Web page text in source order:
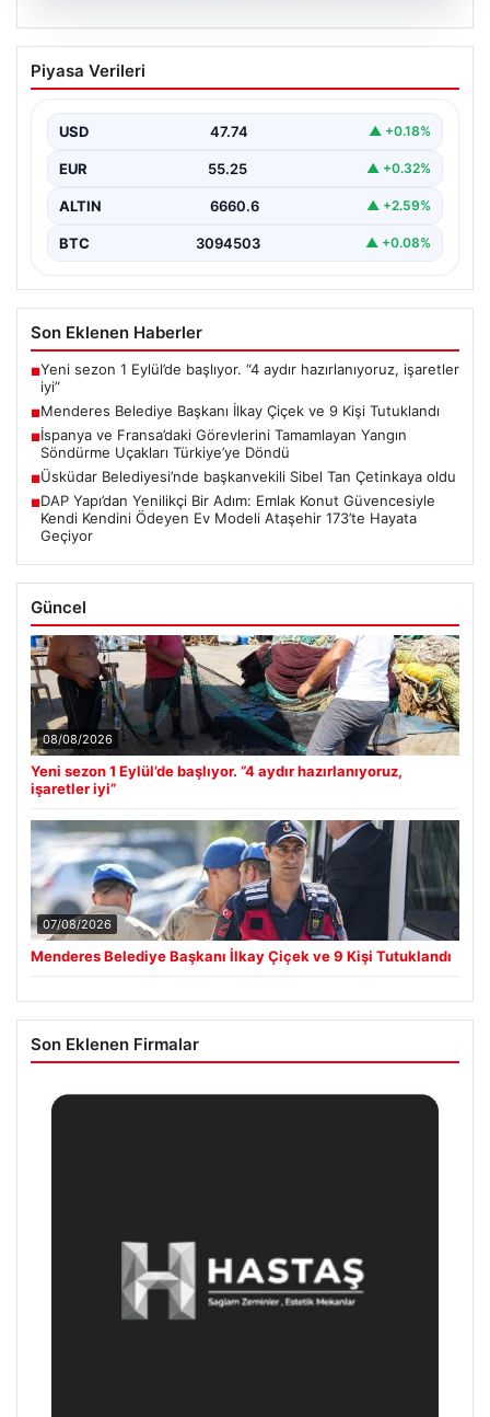
Menderes Belediye Başkanı İlkay Çiçek
ve 9 Kişi Tutuklandı
Çiçek’in de aralarında bulunduğu isimlere yönelik
yürütülen kapsamlı…
Piyasa Verileri
USD 47.74 ▲ +0.18%
EUR 55.25 ▲ +0.32%
ALTIN 6660.6 ▲ +2.59%
BTC 3094503 ▲ +0.08%
Son Eklenen Haberler
■Yeni sezon 1 Eylül’de başlıyor. “4 aydır hazırlanıyoruz, işaretler
iyi”
■Menderes Belediye Başkanı İlkay Çiçek ve 9 Kişi Tutuklandı
■İspanya ve Fransa’daki Görevlerini Tamamlayan Yangın
Söndürme Uçakları Türkiye’ye Döndü
■Üsküdar Belediyesi’nde başkanvekili Sibel Tan Çetinkaya oldu
■DAP Yapı’dan Yenilikçi Bir Adım: Emlak Konut Güvencesiyle
Kendi Kendini Ödeyen Ev Modeli Ataşehir 173’te Hayata
Geçiyor
Güncel
08/08/2026
Yeni sezon 1 Eylül’de başlıyor. “4 aydır hazırlanıyoruz,
işaretler iyi”
07/08/2026
Menderes Belediye Başkanı İlkay Çiçek ve 9 Kişi Tutuklandı
Son Eklenen Firmalar